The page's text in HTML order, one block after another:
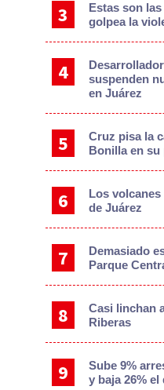
Estas son
golpea la
suspenden
en Juárez
Cruz pisa la
Bonilla en
Los
de Juárez
Demasiado
Parque
Casi linchan
Riberas
Sube 9%
y baja 26%